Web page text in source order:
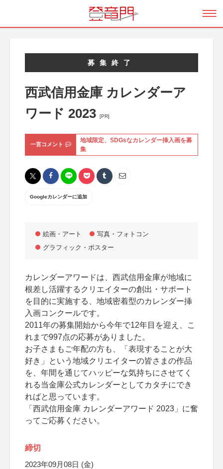
募集終了
西武信用金庫 カレンダーア
ワード 2023
[PR]
一言コメント
地域限定、SDGsなカレンダー挿入画を募
集
Googleカレンダーに追加
絵画・アート
写真・フォトコン
グラフィック・ポスター
カレンダーアワードは、西武信用金庫が地域に
根差し活躍するクリエイターの創出・サポート
を目的に実施する、地域密着型のカレンダー挿
入画コンクールです。
2011年の募集開始から今年で12年目を迎え、こ
れまで997点の応募がありました。
お子さまもご年配の方も、「表現することが大
好き」という地域クリエイターの皆さまの作品
を、年間を通じてハッピーな気持ちにさせてく
れる当金庫公式カレンダーとしてカタチにでき
ればと思っています。
「西武信用金庫 カレンダーアワード 2023」に奮
ってご応募ください。
締切
2023年09月08日 (金)